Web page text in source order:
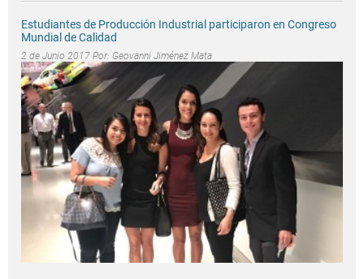
Estudiantes de Producción Industrial participaron en Congreso
Mundial de Calidad
2 de Junio 2017 Por: Geovanni Jiménez Mata